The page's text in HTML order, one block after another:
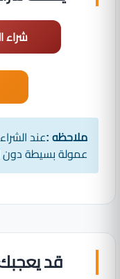
شراء
ملاحظه :عند
عمولة بسيطة دون
قد